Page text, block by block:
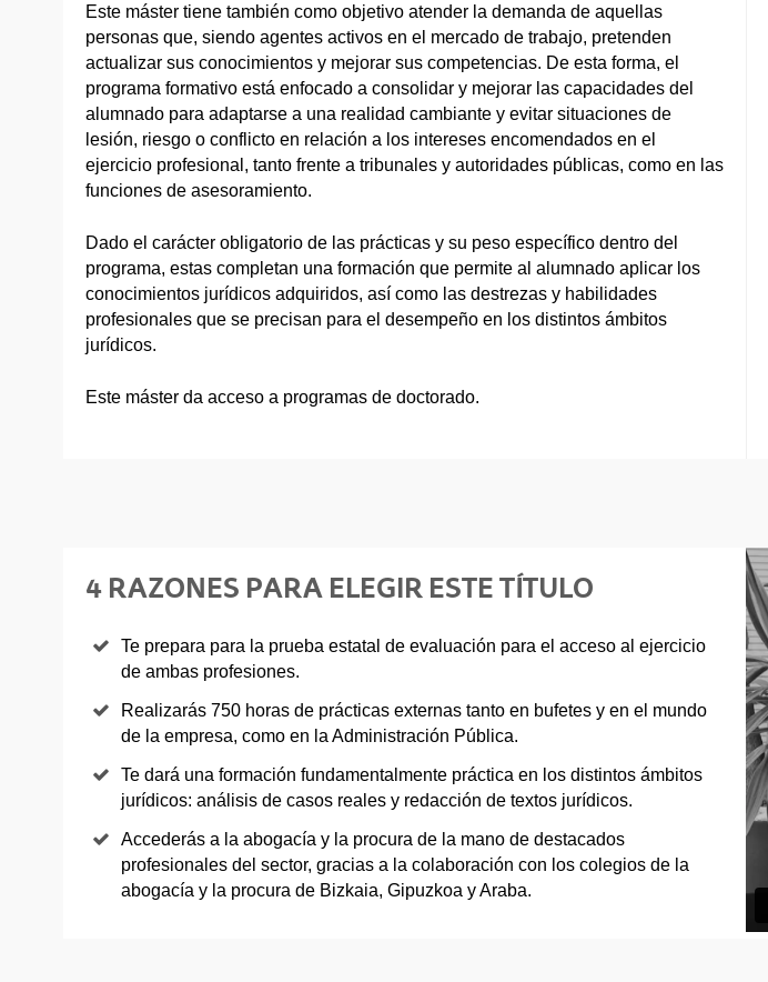
Este máster tiene también como objetivo atender la demanda de aquellas
personas que, siendo agentes activos en el mercado de trabajo, pretenden
actualizar sus conocimientos y mejorar sus competencias. De esta forma, el
programa formativo está enfocado a consolidar y mejorar las capacidades del
alumnado para adaptarse a una realidad cambiante y evitar situaciones de
lesión, riesgo o conflicto en relación a los intereses encomendados en el
ejercicio profesional, tanto frente a tribunales y autoridades públicas, como en las
funciones de asesoramiento.
Dado el carácter obligatorio de las prácticas y su peso específico dentro del
programa, estas completan una formación que permite al alumnado aplicar los
conocimientos jurídicos adquiridos, así como las destrezas y habilidades
profesionales que se precisan para el desempeño en los distintos ámbitos
jurídicos.
Este máster da acceso a programas de doctorado.
4 RAZONES PARA ELEGIR ESTE TÍTULO
Te prepara para la prueba estatal de evaluación para el acceso al ejercicio
de ambas profesiones.
Realizarás 750 horas de prácticas externas tanto en bufetes y en el mundo
de la empresa, como en la Administración Pública.
Te dará una formación fundamentalmente práctica en los distintos ámbitos
jurídicos: análisis de casos reales y redacción de textos jurídicos.
Accederás a la abogacía y la procura de la mano de destacados
profesionales del sector, gracias a la colaboración con los colegios de la
abogacía y la procura de Bizkaia, Gipuzkoa y Araba.